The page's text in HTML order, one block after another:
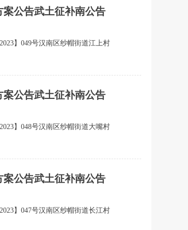
公告武土征补南公告
】049号汉南区纱帽街道江上村
公告武土征补南公告
】048号汉南区纱帽街道大嘴村
公告武土征补南公告
】047号汉南区纱帽街道长江村